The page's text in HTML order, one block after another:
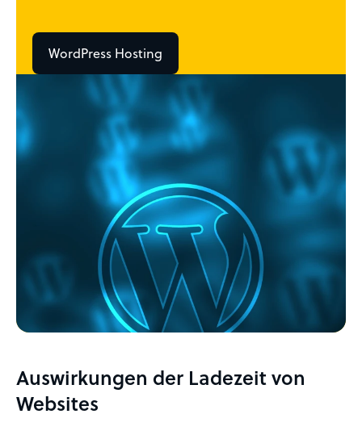
WordPress Hosting
Auswirkungen der Ladezeit von
Websites